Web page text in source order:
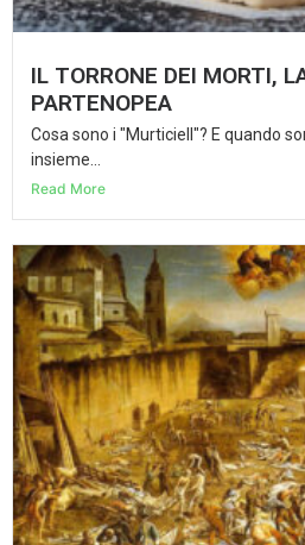
IL TORRONE DEI MORTI,
PARTENOPEA
Cosa sono i "Murticiell"? E quando
insieme...
Read More